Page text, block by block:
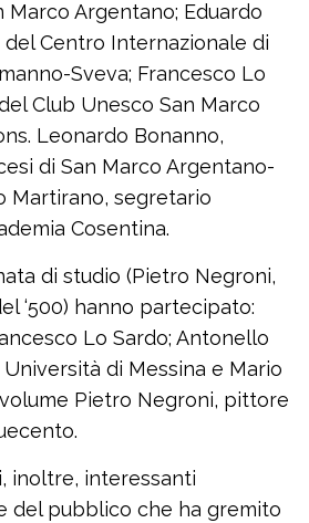
Marco Argentano; Eduardo
Centro Internazionale di
Sveva; Francesco Lo
Club Unesco San Marco
Leonardo Bonanno,
di San Marco Argentano-
Martirano, segretario
Cosentina.
di studio (Pietro Negroni,
‘500) hanno partecipato:
Lo Sardo; Antonello
di Messina e Mario
Pietro Negroni, pittore
inoltre, interessanti
del pubblico che ha gremito